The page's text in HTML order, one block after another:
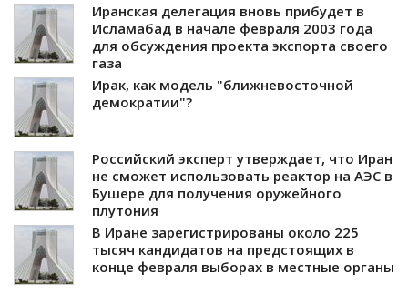
Иранская делегация вновь прибудет в
Исламабад в начале февраля 2003 года
для обсуждения проекта экспорта своего
газа
Ирак, как модель "ближневосточной
демократии"?
Российский эксперт утверждает, что Иран
не сможет использовать реактор на АЭС в
Бушере для получения оружейного
плутония
В Иране зарегистрированы около 225
тысяч кандидатов на предстоящих в
конце февраля выборах в местные органы